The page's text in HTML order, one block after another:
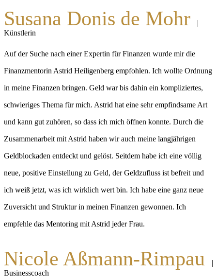
Susana Donis de Mohr
|
Künstlerin
Auf der Suche nach einer Expertin für Finanzen wurde mir die
Finanzmentorin Astrid Heiligenberg empfohlen. Ich wollte Ordnung
in meine Finanzen bringen. Geld war bis dahin ein kompliziertes,
schwieriges Thema für mich. Astrid hat eine sehr empfindsame Art
und kann gut zuhören, so dass ich mich öffnen konnte. Durch die
Zusammenarbeit mit Astrid haben wir auch meine langjährigen
Geldblockaden entdeckt und gelöst. Seitdem habe ich eine völlig
neue, positive Einstellung zu Geld, der Geldzufluss ist befreit und
ich weiß jetzt, was ich wirklich wert bin. Ich habe eine ganz neue
Zuversicht und Struktur in meinen Finanzen gewonnen. Ich
empfehle das Mentoring mit Astrid jeder Frau.
Nicole Aßmann-Rimpau
|
Businesscoach